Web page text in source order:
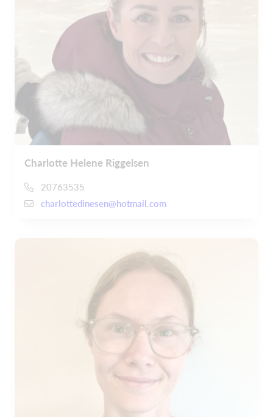
Charlotte Helene Riggelsen
20763535
charlottedinesen@hotmail.com